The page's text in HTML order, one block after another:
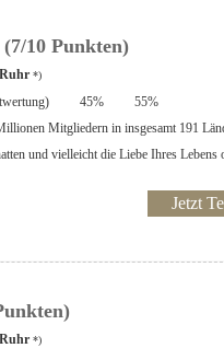
(7/10 Punkten)
*)
45%
55%
Mitgliedern in insgesamt 191
und vielleicht die Liebe Ihres Lebens
Jetzt
*)